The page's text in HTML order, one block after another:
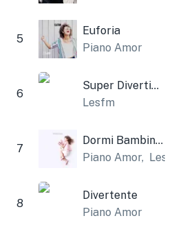
5
Euforia
Piano Amor
6
Super Divertimento
Lesfm
7
Dormi Bambino Mio
Piano Amor, Lesfm
8
Divertente
Piano Amor